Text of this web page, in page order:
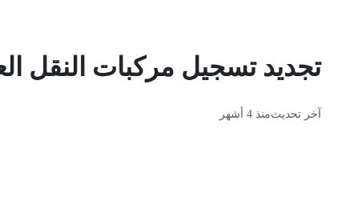
تجديد تسجيل مركبات النقل
آخر تحديثمنذ 4 أشهر